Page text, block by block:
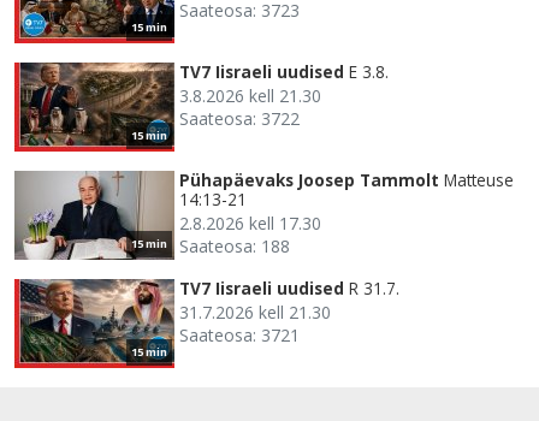
15 min
Saateosa: 3723
15 min
TV7 Iisraeli uudised E 3.8.
3.8.2026 kell 21.30
Saateosa: 3722
15 min
Pühapäevaks Joosep Tammolt Matteuse
14:13-21
2.8.2026 kell 17.30
Saateosa: 188
15 min
TV7 Iisraeli uudised R 31.7.
31.7.2026 kell 21.30
Saateosa: 3721